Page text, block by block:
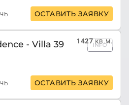
ОСТАВИТЬ ЗАЯВКУ
1427кв.м.
- Villa 39 INFO
ОСТАВИТЬ ЗАЯВКУ